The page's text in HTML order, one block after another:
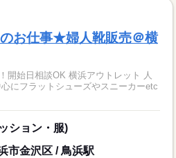
お仕事★婦人靴販売＠横
開始日相談OK 横浜アウトレット 人
にフラットシューズやスニーカーetc
ション・服)
市金沢区 / 鳥浜駅